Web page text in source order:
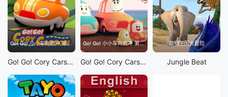
Go! Go! 小小车向前冲 第1季
Go! Go! Cory Carson S1
Go! Go! 小小车向前冲 第2季
Go! Go! Cory Carson S2
动物王国大冒险
Jungle Beat